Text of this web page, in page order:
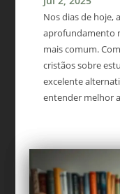
Nos dias de hoje,
aprofundamento
mais comum.
cristãos sobre
excelente
entender melhor